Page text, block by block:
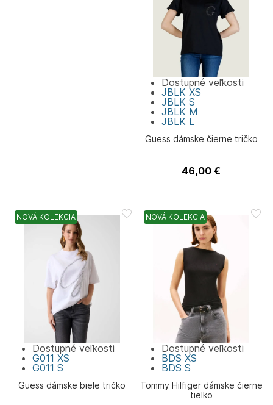
Guess dámske čierne tričko
46,00 €
Dostupné veľkosti
JBLK XS
JBLK S
JBLK M
JBLK L
NOVÁ KOLEKCIA
Guess dámske biele tričko
Dostupné veľkosti
G011 XS
G011 S
NOVÁ KOLEKCIA
Tommy Hilfiger dámske čierne
tielko
Dostupné veľkosti
BDS XS
BDS S